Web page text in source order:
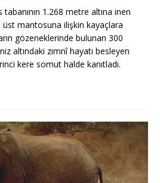
1.268 metre altına inen
üst mantosuna ilişkin kayaçlara
gözeneklerinde bulunan 300
altındaki zımnî hayatı besleyen
kere somut halde kanıtladı.